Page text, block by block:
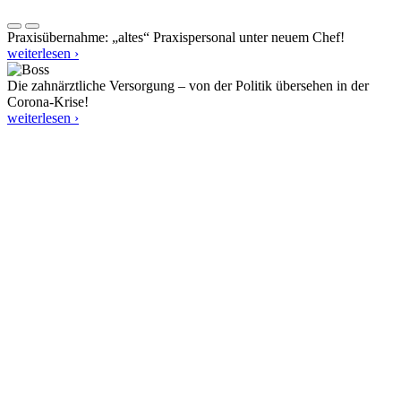
Praxisübernahme: „altes“ Praxispersonal unter neuem Chef!
weiterlesen ›
Die zahnärztliche Versorgung – von der Politik übersehen in der
Corona-Krise!
weiterlesen ›